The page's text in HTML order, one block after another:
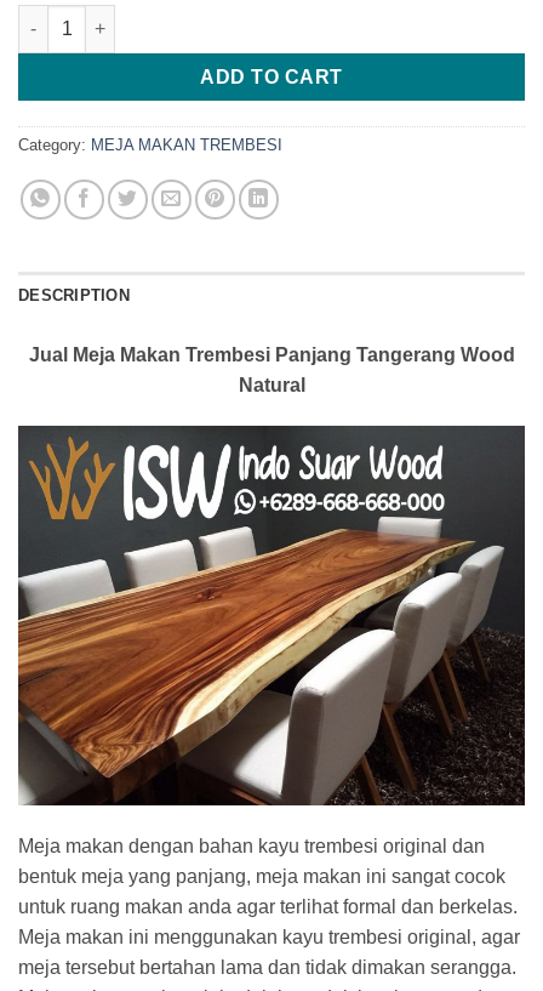
Jual Meja Makan Trembesi Panjang Tangerang Wood Natural
ADD TO CART
Category: MEJA MAKAN TREMBESI
DESCRIPTION
Jual Meja Makan Trembesi Panjang Tangerang Wood
Natural
Meja makan dengan bahan kayu trembesi original dan
bentuk meja yang panjang, meja makan ini sangat cocok
untuk ruang makan anda agar terlihat formal dan berkelas.
Meja makan ini menggunakan kayu trembesi original, agar
meja tersebut bertahan lama dan tidak dimakan serangga.